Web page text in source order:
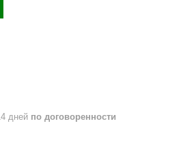
дней по договоренности